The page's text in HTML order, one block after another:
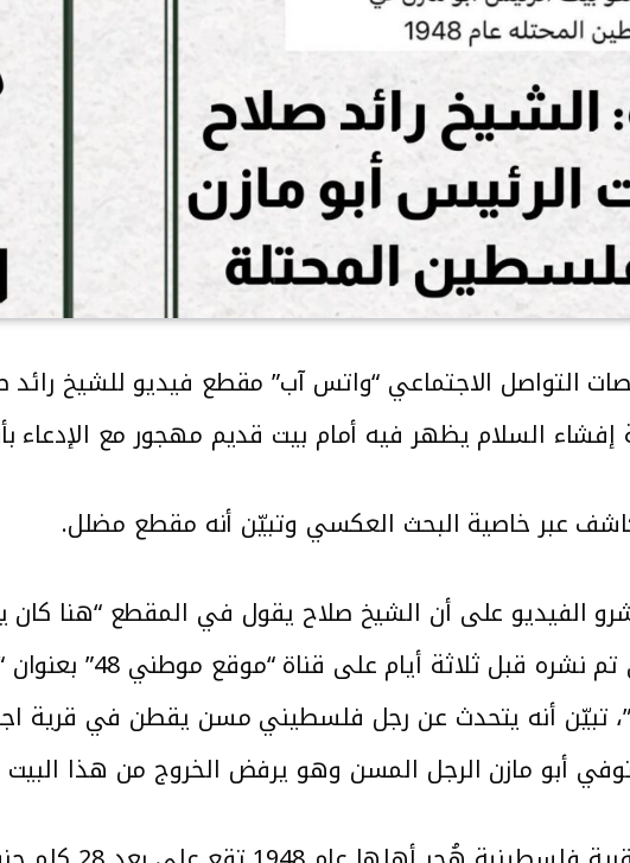
التواصل الاجتماعي “واتس آب” مقطع فيديو للشيخ رائد
السلام يظهر فيه أمام بيت قديم مهجور مع الإدعاء
عبر خاصية البحث العكسي وتبيّن أنه مقطع مضلل.
الفيديو على أن الشيخ صلاح يقول في المقطع “هنا
يوتيوب والذي
تبيّن أنه يتحدث عن رجل فلسطيني مسن يقطن في قرية
أبو مازن الرجل المسن وهو يرفض الخروج من هذا البيت